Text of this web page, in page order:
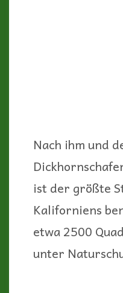
Nach ihm und
ist der größte
Kaliforniens
etwa 2500
unter